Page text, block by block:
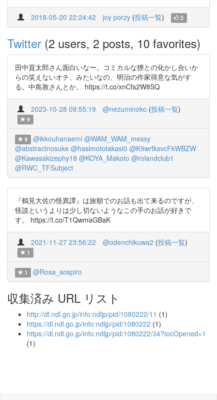
2018-05-20 22:24:42 joy porzy (投稿一覧) 2
Twitter (2 users, 2 posts, 10 favorites)
田中貢太郎さん面白いなー。コミカルな狸との化かし合いか
らの笑えないオチ、みたいなの、明治の作家得意な気がす
る。中島敦さんとか。 https://t.co/xnCfs2W8SQ
2023-10-28 09:55:19 @nezuminoko (投稿一覧)
9
9 @ikkouhanaemi @WAM_WAM_messy
@abstractnosuke @hasimototakasi0 @K9wrfksvcFkWBZW
@Kawasakizephy18 @KOYA_Makoto @rolandclub1
@RWC_TFSubject
『鶴見大佐の怪異譚』は旅順でのお話も出て来るのですが、
怪談というよりは少し切ないようなこの手のお話が好きで
す。 https://t.co/T1QwmaGBaK
2021-11-27 23:56:22 @odenchikuwa2 (投稿一覧)
1
1 @Rosa_sospiro
収集済み URL リスト
http://dl.ndl.go.jp/info:ndljp/pid/1080222/11 (1)
https://dl.ndl.go.jp/info:ndljp/pid/1080222 (1)
https://dl.ndl.go.jp/info:ndljp/pid/1080222/34?tocOpened=1
(1)